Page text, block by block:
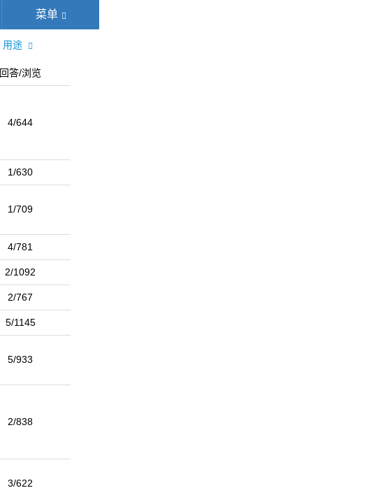
菜单
用途
回答/浏览
4/644
1/630
1/709
4/781
2/1092
2/767
5/1145
5/933
2/838
3/622